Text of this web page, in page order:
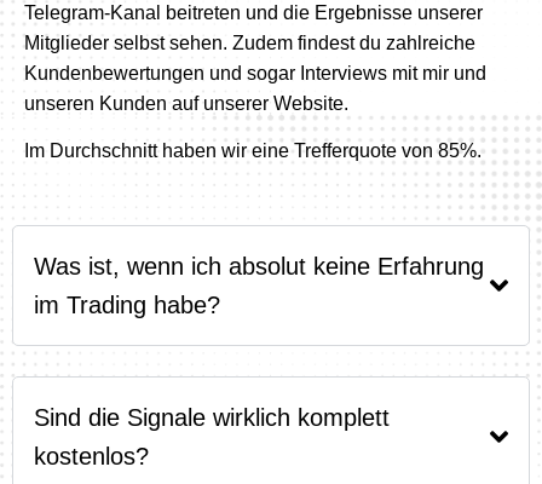
Telegram-Kanal beitreten und die Ergebnisse unserer
Mitglieder selbst sehen. Zudem findest du zahlreiche
Kundenbewertungen und sogar Interviews mit mir und
unseren Kunden auf unserer Website.
Im Durchschnitt haben wir eine Trefferquote von 85%.
Was ist, wenn ich absolut keine Erfahrung
im Trading habe?
Sind die Signale wirklich komplett
kostenlos?